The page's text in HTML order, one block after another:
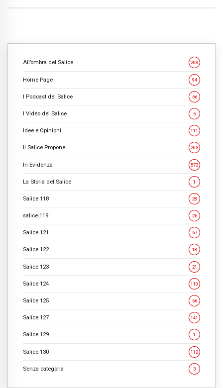
All’ombra del Salice 208
Home Page 94
I Podcast del Salice 66
I Video del Salice 6
Idee e Opinioni 111
Il Salice Propone 203
In Evidenza 573
La Storia del Salice 1
Salice 118 28
salice 119 26
Salice 121 67
Salice 122 18
Salice 123 21
Salice 124 110
Salice 125 66
Salice 127 141
Salice 129 1
Salice 130 112
Senza categoria 3